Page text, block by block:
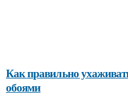
Как правильно
обоями